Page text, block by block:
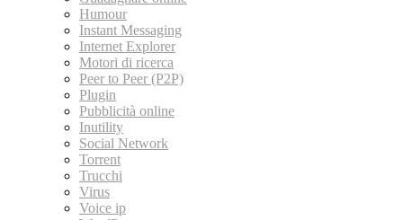
Humour
Instant Messaging
Internet Explorer
Motori di ricerca
Peer to Peer (P2P)
Plugin
Pubblicità online
Inutility
Social Network
Torrent
Trucchi
Virus
Voice ip